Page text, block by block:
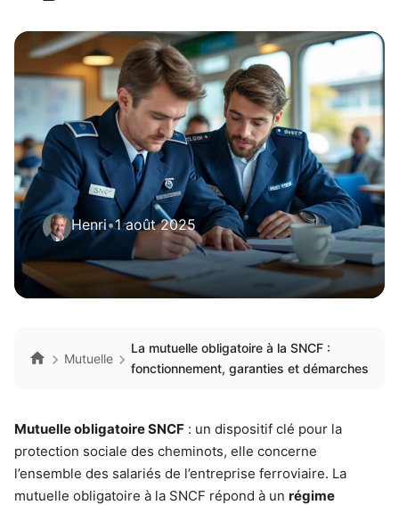
Henri•1 août 2025
Mutuelle
La mutuelle obligatoire à la SNCF :
fonctionnement, garanties et démarches
Mutuelle obligatoire SNCF : un dispositif clé pour la
protection sociale des cheminots, elle concerne
l’ensemble des salariés de l’entreprise ferroviaire. La
mutuelle obligatoire à la SNCF répond à un régime